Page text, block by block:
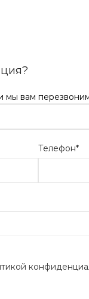
мы вам
Телефон*